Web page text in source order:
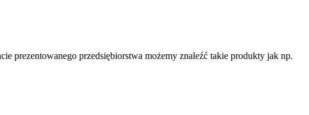
prezentowanego przedsiębiorstwa możemy znaleźć takie produkty jak np.